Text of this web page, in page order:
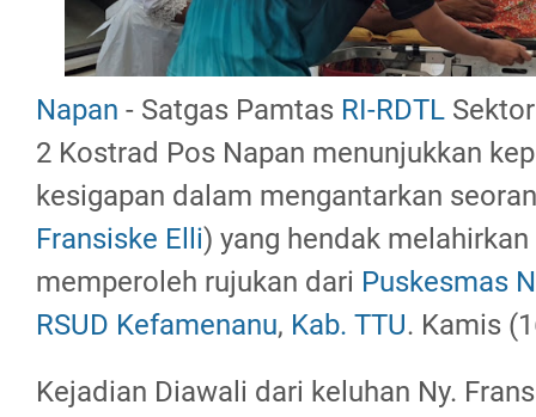
Napan - Satgas Pamtas RI-RDTL
2 Kostrad Pos Napan menunjukkan
kesigapan dalam mengantarkan
Fransiske Elli) yang hendak
memperoleh rujukan dari Puskesmas
RSUD Kefamenanu, Kab. TTU. Kamis
Kejadian Diawali dari keluhan Ny.